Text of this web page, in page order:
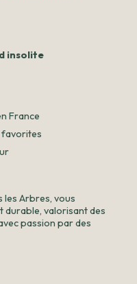
insolite
France
favorites
les Arbres, vous
durable, valorisant des
passion par des